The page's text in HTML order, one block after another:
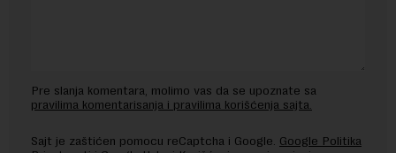
Pre slanja komentara, molimo vas da se upoznate sa
pravilima komentarisanja i pravilima korišćenja sajta.
Sajt je zaštićen pomocu reCaptcha i Google. Google Politika